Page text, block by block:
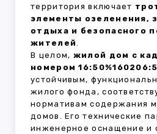
территория включает
элементы озеленения,
отдыха и безопасного
жителей.
В целом, жилой дом с
номером
устойчивым,
жилого фонда,
нормативам содержания
домов. Его технические
инженерное оснащение и